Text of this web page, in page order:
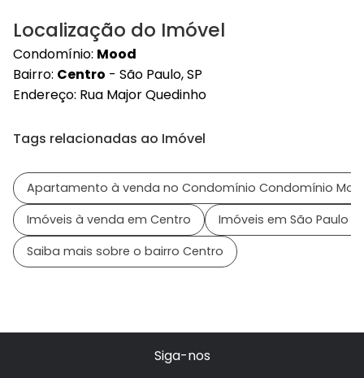
Localização do Imóvel
Condomínio: Mood
Bairro: Centro - São Paulo, SP
Endereço: Rua Major Quedinho
Tags relacionadas ao Imóvel
Apartamento à venda no Condomínio Condomínio
Imóveis à venda em Centro
Imóveis em São Paulo -
Saiba mais sobre o bairro Centro
Siga-nos